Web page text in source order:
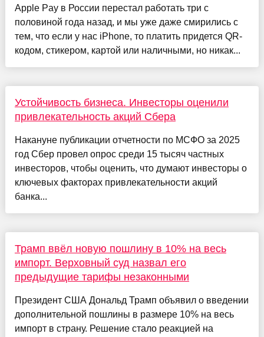
Apple Pay в России перестал работать три с
половиной года назад, и мы уже даже смирились с
тем, что если у нас iPhone, то платить придется QR-
кодом, стикером, картой или наличными, но никак...
Устойчивость бизнеса. Инвесторы оценили
привлекательность акций Сбера
Накануне публикации отчетности по МСФО за 2025
год Сбер провел опрос среди 15 тысяч частных
инвесторов, чтобы оценить, что думают инвесторы о
ключевых факторах привлекательности акций
банка...
Трамп ввёл новую пошлину в 10% на весь
импорт. Верховный суд назвал его
предыдущие тарифы незаконными
Президент США Дональд Трамп объявил о введении
дополнительной пошлины в размере 10% на весь
импорт в страну. Решение стало реакцией на